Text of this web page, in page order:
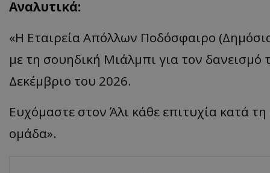
Αναλυτικά:
«Η Εταιρεία Απόλλων Ποδόσφαιρο
με τη σουηδική Μιάλμπι για τον
Δεκέμβριο του 2026.
Ευχόμαστε στον Άλι κάθε επιτυχία κατά
ομάδα».